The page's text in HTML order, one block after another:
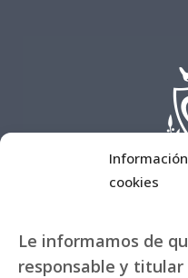
cookies
Le informamos de
responsable y titular